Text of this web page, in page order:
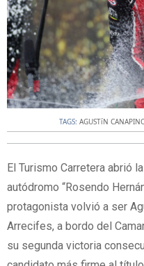
TAGS: AGUSTíN
El Turismo Carretera abrió
autódromo “Rosendo
protagonista volvió a ser
Arrecifes, a bordo del
su segunda victoria